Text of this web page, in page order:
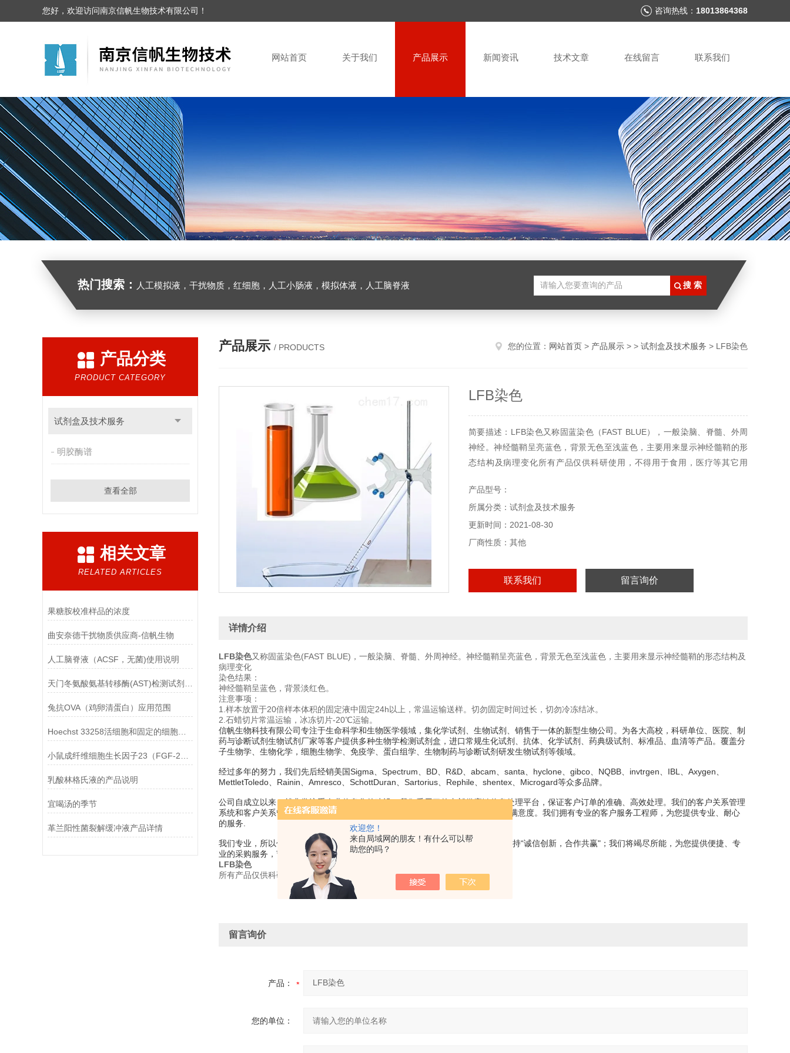
欢迎您！
来自局域网的朋友！有什么可以帮
助您的吗？
您好，欢迎访问南京信帆生物技术有限公司！ 咨询热线： 18013864368
网站首页 关于我们 产品展示 新闻资讯 技术文章 在线留言 联系我们
热门搜索： 人工模拟液，干扰物质，红细胞，人工小肠液，模拟体液，人工脑脊液
产品分类
PRODUCT CATEGORY
试剂盒及技术服务
明胶酶谱
查看全部
相关文章
RELATED ARTICLES
果糖胺校准样品的浓度
曲安奈德干扰物质供应商-信帆生物
人工脑脊液（ACSF，无菌)使用说明
兔抗OVA（鸡卵清蛋白）应用范围
Hoechst 33258活细胞和固定的细胞均可标记
乳酸林格氏液的产品说明
宜喝汤的季节
革兰阳性菌裂解缓冲液产品详情
产品展示 / PRODUCTS 您的位置： 网站首页 > 产品展示 > > 试剂盒及技术服务 > LFB染色
LFB染色
简要描述：LFB染色又称固蓝染色（FAST BLUE），一般染脑、脊髓、外周
神经。神经髓鞘呈亮蓝色，背景无色至浅蓝色，主要用来显示神经髓鞘的形
态结构及病理变化所有产品仅供科研使用，不得用于食用，医疗等其它用
产品型号：
所属分类：试剂盒及技术服务
更新时间：2021-08-30
厂商性质：其他
联系我们 留言询价
详情介绍
LFB染色又称固蓝染色(FAST BLUE)，一般染脑、脊髓、外周神经。神经髓鞘呈亮蓝色，背景无色至浅蓝色，主要用来显示神经髓鞘的形态结构及
病理变化
染色结果：
神经髓鞘呈蓝色，背景淡红色。
注意事项：
1.样本放置于20倍样本体积的固定液中固定24h以上，常温运输送样。切勿固定时间过长，切勿冷冻结冰。
2.石蜡切片常温运输，冰冻切片-20℃运输。
信帆生物科技有限公司专注于生命科学和生物医学领域，集化学试剂、生物试剂、销售于一体的新型生物公司。为各大高校，科研单位、医院、制
药与诊断试剂生物试剂厂家等客户提供多种生物学检测试剂盒，进口常规生化试剂、抗体、化学试剂、药典级试剂、标准品、血清等产品。覆盖分
子生物学、生物化学，细胞生物学、免疫学、蛋白组学、生物制药与诊断试剂研发生物试剂等领域。
经过多年的努力，我们先后经销美国Sigma、Spectrum、BD、R&D、abcam、santa、hyclone、gibco、NQBB、invtrgen、IBL、Axygen、
MettletToledo、Rainin、Amresco、SchottDuran、Sartorius、Rephile、shentex、Microgard等众多品牌。
公司自成立以来，就非常注重企业信息化的建设，我们采用了的内部供应链信息处理平台，保证客户订单的准确、高效处理。我们的客户关系管理
系统和客户关系管理团队，能*时间响应客户的售前、售后需求，关注客户体验及满意度。我们拥有专业的客户服务工程师，为您提供专业、耐心
的服务.
我们专业，所以值得信赖；我们专注，所以我们高速发展；我们信奉“客户“我们坚持“诚信创新，合作共赢"；我们将竭尽所能，为您提供便捷、专
业的采购服务，节省您的时间和成本。
LFB染色
所有产品仅供科研使用，不得用于食用，医疗等其它用途。
留言询价
产品：
您的单位：